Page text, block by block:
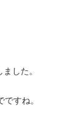
した。
すね。